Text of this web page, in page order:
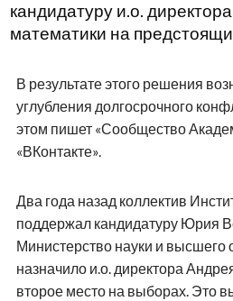
кандидатуру и.о.
математики на
В результате этого решения
углубления долгосрочного
этом пишет «Сообщество
«ВКонтакте».
Два года назад коллектив
поддержал кандидатуру Юрия
Министерство науки и высшего
назначило и.о. директора
второе место на выборах. Это